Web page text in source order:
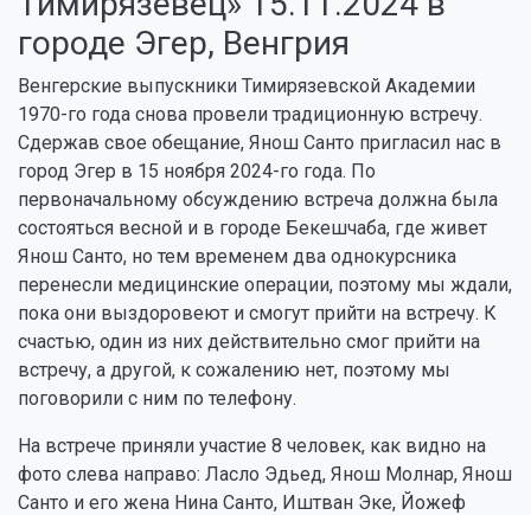
городе Эгер, Венгрия
Венгерские выпускники Тимирязевской Академии
1970-го года cнова провели традиционную встречу.
Сдержaв свое обещание, Янош Санто пригласил нас в
город Эгер в 15 ноября 2024-го года. По
первоначальному обсуждению встреча должна была
состояться весной и в городе Бекешчаба, где живет
Янош Санто, но тем временем два oднокурсника
перенесли медицинские операции, поэтому мы ждали,
пока они выздоровеют и смогут прийти на встречу. К
счастью, один из них действительно смог прийти на
встречу, а другой, к сожалению нет, поэтому мы
поговорили с ним по телефону.
На встрече приняли участие 8 человек, как видно на
фото слева направо: Ласло Эдьед, Янош Молнар, Янош
Санто и его жена Нина Санто, Иштван Эке, Йожеф